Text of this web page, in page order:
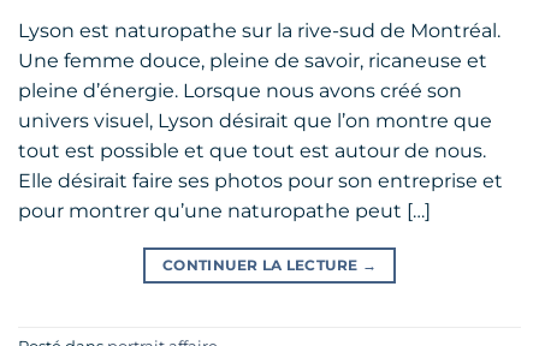
Lyson est naturopathe sur la rive-sud de Montréal.
Une femme douce, pleine de savoir, ricaneuse et
pleine d’énergie. Lorsque nous avons créé son
univers visuel, Lyson désirait que l’on montre que
tout est possible et que tout est autour de nous.
Elle désirait faire ses photos pour son entreprise et
pour montrer qu’une naturopathe peut […]
CONTINUER LA LECTURE →